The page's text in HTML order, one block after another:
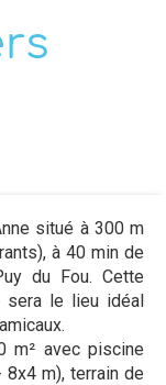
situé à 300 m
à 40 min de
du Fou. Cette
sera le lieu idéal
m² avec piscine
m), terrain de